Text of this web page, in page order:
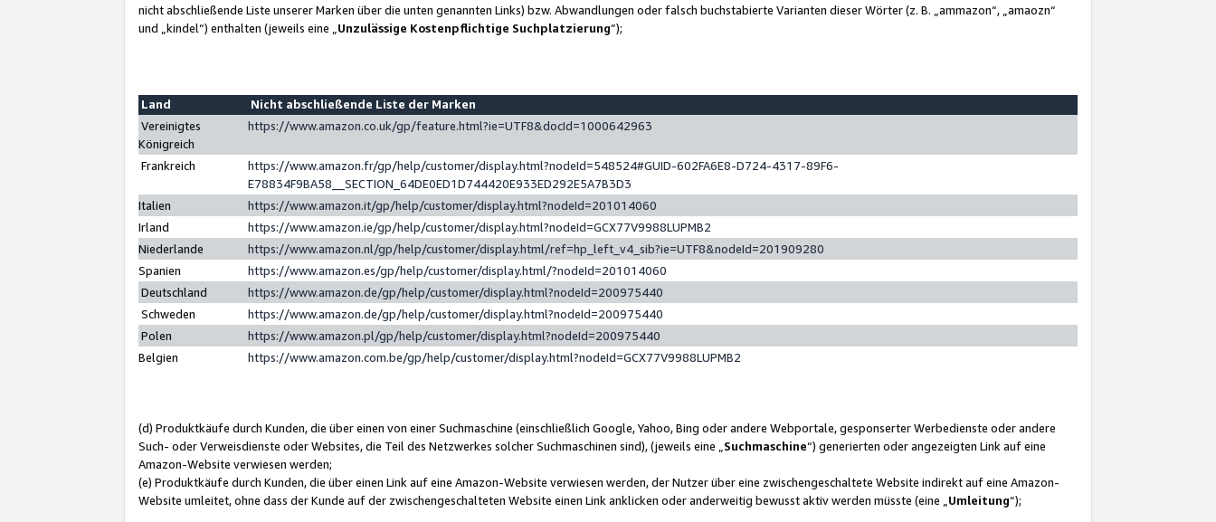
nicht abschließende Liste unserer Marken über die unten genannten Links) bzw. Abwandlungen oder falsch buchstabierte Varianten dieser Wörter (z. B. „ammazon“, „amaozn“
und „kindel“) enthalten (jeweils eine „ Unzulässige Kostenpflichtige Suchplatzierung”);
Land
Nicht abschließende Liste der Marken
Vereinigtes
Königreich
https://www.amazon.co.uk/gp/feature.html?ie=UTF8&docId=1000642963
Frankreich
https://www.amazon.fr/gp/help/customer/display.html?nodeId=548524#GUID-602FA6E8-D724-4317-89F6-
E78834F9BA58__SECTION_64DE0ED1D744420E933ED292E5A7B3D3
Italien
https://www.amazon.it/gp/help/customer/display.html?nodeId=201014060
Irland
https://www.amazon.ie/gp/help/customer/display.html?nodeId=GCX77V9988LUPMB2
Niederlande
https://www.amazon.nl/gp/help/customer/display.html/ref=hp_left_v4_sib?ie=UTF8&nodeId=201909280
Spanien
https://www.amazon.es/gp/help/customer/display.html/?nodeId=201014060
Deutschland
https://www.amazon.de/gp/help/customer/display.html?nodeId=200975440
Schweden
https://www.amazon.de/gp/help/customer/display.html?nodeId=200975440
Polen
https://www.amazon.pl/gp/help/customer/display.html?nodeId=200975440
Belgien
https://www.amazon.com.be/gp/help/customer/display.html?nodeId=GCX77V9988LUPMB2
(d) Produktkäufe durch Kunden, die über einen von einer Suchmaschine (einschließlich Google, Yahoo, Bing oder andere Webportale, gesponserter Werbedienste oder andere
Such- oder Verweisdienste oder Websites, die Teil des Netzwerkes solcher Suchmaschinen sind), (jeweils eine „ Suchmaschine“) generierten oder angezeigten Link auf eine
Amazon-Website verwiesen werden;
(e) Produktkäufe durch Kunden, die über einen Link auf eine Amazon-Website verwiesen werden, der Nutzer über eine zwischengeschaltete Website indirekt auf eine Amazon-
Website umleitet, ohne dass der Kunde auf der zwischengeschalteten Website einen Link anklicken oder anderweitig bewusst aktiv werden müsste (eine „ Umleitung“);